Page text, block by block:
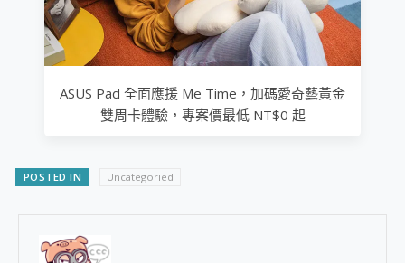
ASUS Pad 全面應援 Me Time，加碼愛奇藝黃金
雙周卡體驗，專案價最低 NT$0 起
POSTED IN Uncategoried